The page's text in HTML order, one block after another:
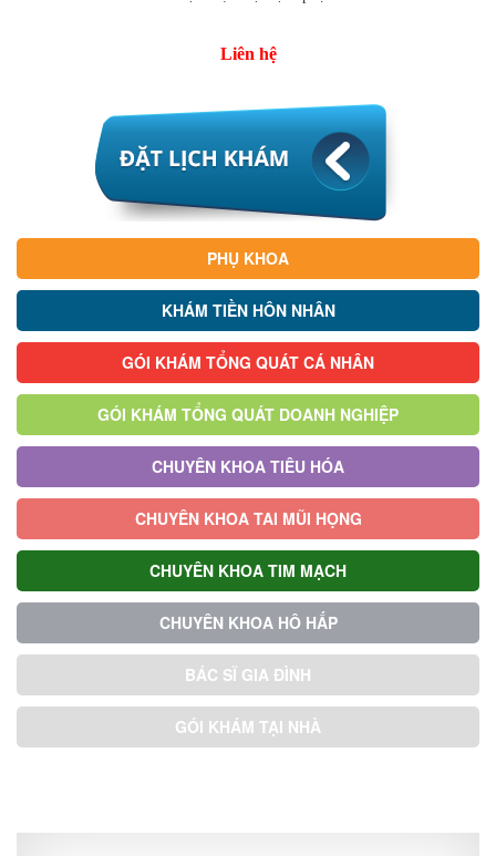
Liên hệ
PHỤ KHOA
KHÁM TIỀN HÔN NHÂN
GÓI KHÁM TỔNG QUÁT CÁ NHÂN
GÓI KHÁM TỔNG QUÁT DOANH NGHIỆP
CHUYÊN KHOA TIÊU HÓA
CHUYÊN KHOA TAI MŨI HỌNG
CHUYÊN KHOA TIM MẠCH
CHUYÊN KHOA HÔ HẤP
BÁC SĨ GIA ĐÌNH
GÓI KHÁM TẠI NHÀ